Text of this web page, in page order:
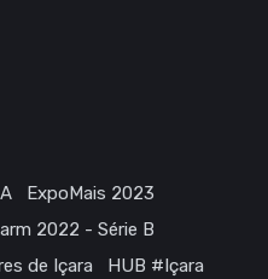
ExpoMais 2023
2022 - Série B
de Içara
HUB #Içara